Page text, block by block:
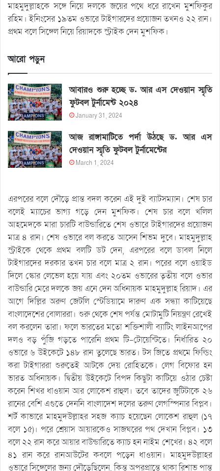
মাহমুদুল্লাহকে সঙ্গে নিয়ে দলকে জয়ের পথে ধরে রাখেন মুশফিকুর
রহিম। ইনিংসের ১৯তম ওভারে টাইগারদের প্রয়োজন তখনও ২২ রান।
প্রথম বলে সিঙ্গেল নিয়ে রিয়াদকে স্ট্রাইক দেন মুশফিক।
আরো পড়ুন
আবারও শুরু হচ্ছে ড. আর এস দেওয়ান স্মৃতি
ফুটবল টুর্নামেন্ট ২০২৪
January 31, 2024
আজ রাঙ্গামাটিতে পর্দা উঠছে ড. আর এস
দেওয়ান স্মৃতি ফুটবল টুর্নামেন্টের
March 1, 2024
এরপরের বলে দৌড়ে প্রান্ত বদল করেন এই দুই ব্যাটসম্যান। শেষ চার
বলেই ম্যাচের ভাগ্য গড়ে দেন মুশফিক। শেষ চার বলে খলিল
আহমেদকে মারা চারটি বাউন্ডারিতে শেষ ওভারে টাইগারদের প্রয়োজন
মাত্র ৪ রান। শেষ ওভারে বল করতে আসেন শিভম দুবে। মাহমুদুল্লাহ
স্ট্রাইকে থেকে প্রথম বলটি ডট দেন, এরপরের বলে ডাবল নিলে
টাইগারদের দরকার তখন চার বলে মাত্র ২ রান। পরের বলে ওয়াইড
দিলে স্কোর লেভেল হয়ে যায় এবং ২০তম ওভারের তৃতীয় বলে ওভার
বাউন্ডারি মেরে দলকে জয় এনে দেন অধিনায়ক মাহমুদুল্লাহ রিয়াদ। এর
আগে দিল্লির অরুণ জেটলি স্টেডিয়ামে দারুণ এক সন্ধ্যা কাটিয়েছে
বাংলাদেশের বোলাররা। শুরু থেকে শেষ পর্যন্ত মোটামুটি নিয়ন্ত্রণ রেখেই
বল করলেন তারা। ফলে ভারতের মতো শক্তিশালী ব্যাটিং লাইনআপের
দলও বড় পুঁজি গড়তে পারেনি প্রথম টি-টোয়েন্টিতে। নির্ধারিত ২০
ওভারে ৬ উইকেটে ১৪৮ রান তুলেছে ভারত। টস জিতে প্রথমে ফিল্ডিং
করা টাইগাররা শুরুতেই আটকে দেয় রোহিতকে। লেগ বিফোর হন
ভারত অধিনায়ক। দ্বিতীয় উইকেটে বিপদ কিছুটা কাটিয়ে ওঠার চেষ্টা
করেন শিখর ধাওয়ান আর লোকেশ রাহুল। তবে তাদের জুটিটাকে ২৬
রানের বেশি এগুতে দেননি বাংলাদেশ দলের তরুণ লেগস্পিনার বিপ্লব।
শর্ট কাভারে মাহমুদউল্লাহর সহজ ক্যাচ হয়েছেন লোকেশ রাহুল (১৭
বলে ১৫)। পরে শ্রেয়াস আয়ারকেও সাজঘরের পথ দেখান বিপ্লব। ১৩
বলে ২২ রান করে আয়ার বাউন্ডারিতে ক্যাচ হন নাইম শেখের। ৪২ বলে
৪১ রান করে রানআউটের কবলে পড়েন ধাওয়ান। মাহমুদউল্লাহর
ওভারে সিঙ্গেলের জন্য দৌড়েছিলেন, কিন্তু অপরপ্রান্তে থাকা রিশাভ পান্ত